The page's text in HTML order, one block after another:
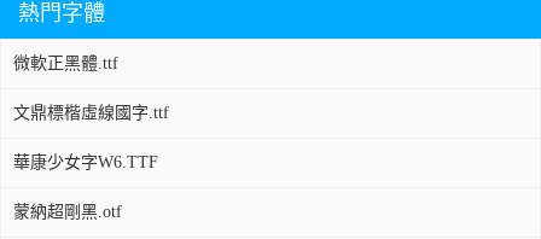
熱門字體
微軟正黑體.ttf
文鼎標楷虛線國字.ttf
華康少女字W6.TTF
蒙納超剛黑.otf